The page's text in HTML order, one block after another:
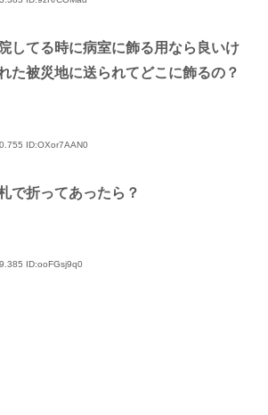
してる時に病室に飾る用なら良いけ
た被災地に送られてどこに飾るの？
ID:OXor7AAN0
で折ってあったら？
ID:ooFGsj9q0